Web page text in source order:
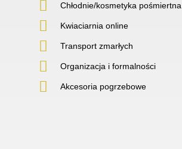
Chłodnie/kosmetyka pośmiertna
Kwiaciarnia online
Transport zmarłych
Organizacja i formalności
Akcesoria pogrzebowe